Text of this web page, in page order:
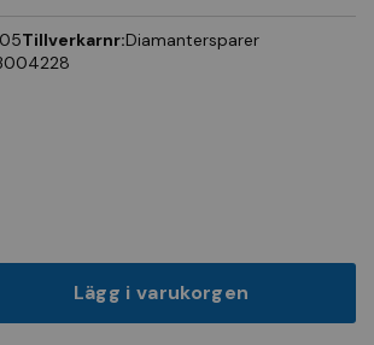
Tillverkarnr:Diamantersparer
Lägg i varukorgen